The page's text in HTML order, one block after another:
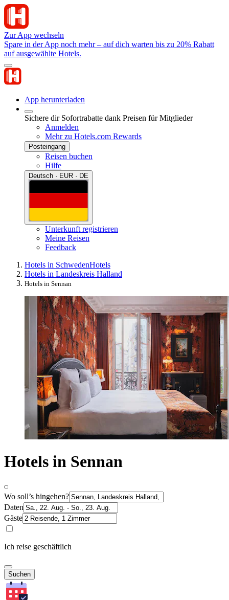
Zur App wechseln
Spare in der App noch mehr – auf dich warten bis zu 20% Rabatt
auf ausgewählte Hotels.
App herunterladen
Sichere dir Sofortrabatte dank Preisen für Mitglieder
Anmelden
Mehr zu Hotels.com Rewards
Posteingang
Reisen buchen
Hilfe
Deutsch · EUR · DE
Unterkunft registrieren
Meine Reisen
Feedback
Hotels in SchwedenHotels
Hotels in Landeskreis Halland
Hotels in Sennan
Hotels in Sennan
Wo soll’s hingehen?
Daten
Gäste
Ich reise geschäftlich
Suchen